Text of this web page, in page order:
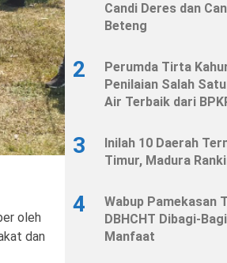
oleh
dan
Candi Deres dan
Beteng
2
Perumda Tirta
Penilaian Salah
Air Terbaik dari
3
Inilah 10 Daerah
Timur, Madura
4
Wabup Pamekasan
DBHCHT Dibagi-
Manfaat